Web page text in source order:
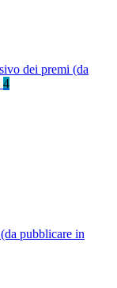
dei premi (da
4
pubblicare in